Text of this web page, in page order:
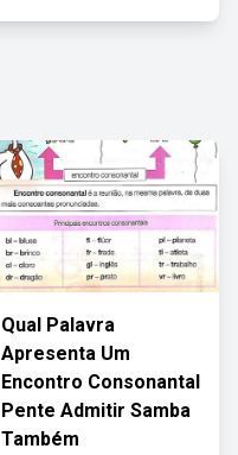
Qual Palavra
Apresenta Um
Encontro Consonantal
Pente Admitir Samba
Também